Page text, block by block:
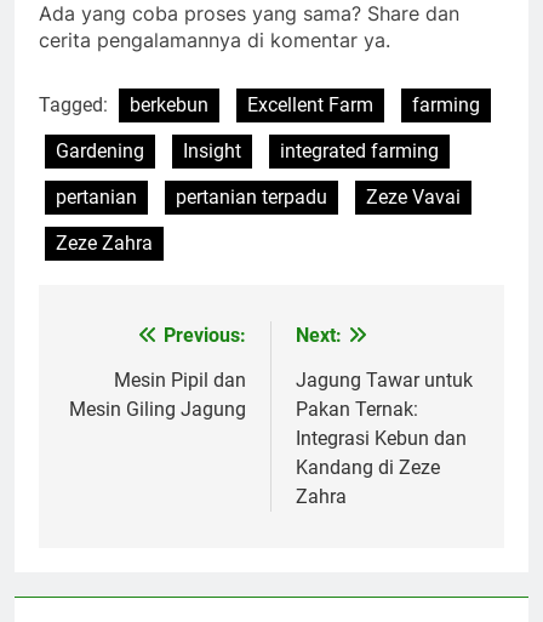
Ada yang coba proses yang sama? Share dan
cerita pengalamannya di komentar ya.
Tagged: berkebun Excellent Farm
farming
Gardening
Insight
integrated farming
pertanian
pertanian terpadu
Zeze Vavai
Zeze Zahra
navigation
Previous:
Mesin Pipil dan
Mesin Giling Jagung
Next:
Jagung Tawar untuk
Pakan Ternak:
Integrasi Kebun dan
Kandang di Zeze
Zahra